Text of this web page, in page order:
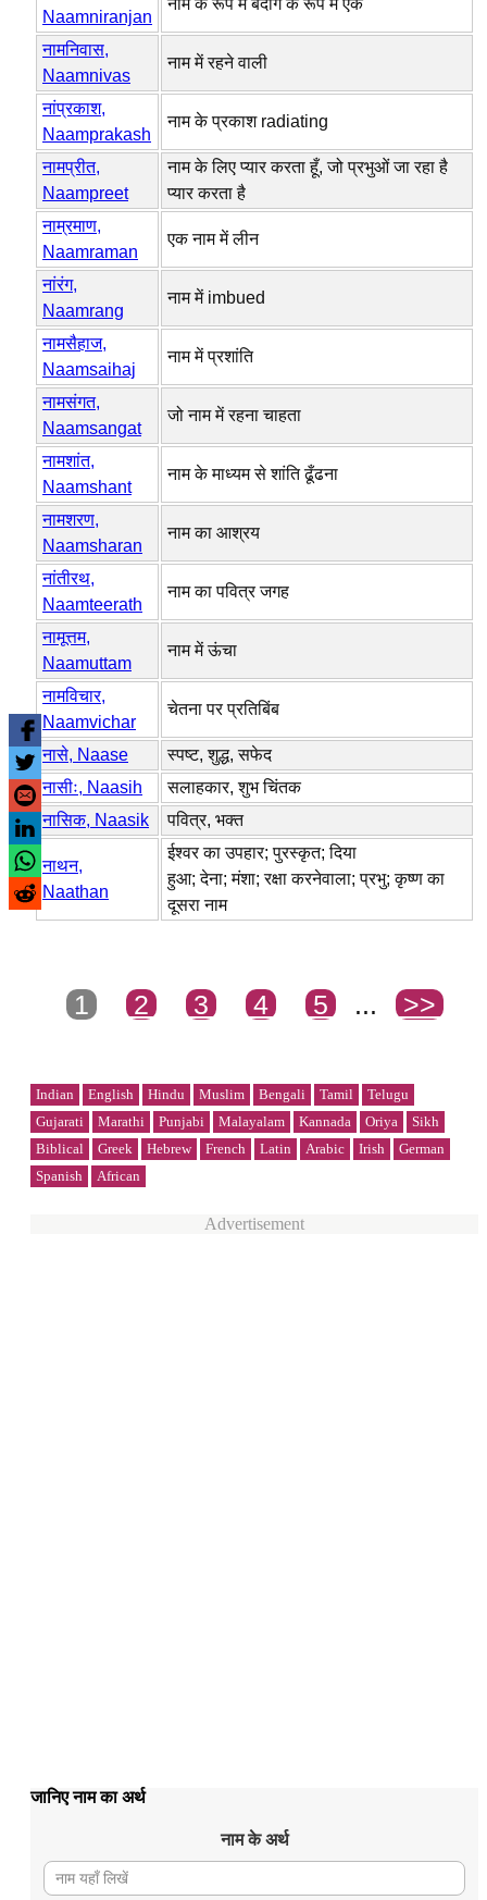
Naamniranjan
नामनिवास,
Naamnivas
नाम में रहने वाली
नांप्रकाश,
Naamprakash
नाम के प्रकाश radiating
नामप्रीत,
Naampreet
नाम के लिए प्यार करता हूँ, जो प्रभुओं जा रहा है
प्यार करता है
नाम्रमाण,
Naamraman
एक नाम में लीन
नांरंग,
Naamrang
नाम में imbued
नामसैहाज,
Naamsaihaj
नाम में प्रशांति
नामसंगत,
Naamsangat
जो नाम में रहना चाहता
नामशांत,
Naamshant
नाम के माध्यम से शांति ढूँढना
नामशरण,
Naamsharan
नाम का आश्रय
नांतीरथ,
Naamteerath
नाम का पवित्र जगह
नामूत्तम,
Naamuttam
नाम में ऊंचा
नामविचार,
Naamvichar
चेतना पर प्रतिबिंब
नासे, Naase
स्पष्ट, शुद्ध, सफेद
नासीः, Naasih
सलाहकार, शुभ चिंतक
नासिक, Naasik
पवित्र, भक्त
नाथन,
Naathan
ईश्वर का उपहार; पुरस्कृत; दिया
हुआ; देना; मंशा; रक्षा करनेवाला; प्रभु; कृष्ण का
दूसरा नाम
1 2 3 4 5 ... >>
Indian English Hindu Muslim Bengali Tamil
Telugu
Gujarati
Marathi Punjabi Malayalam Kannada Oriya
Sikh
Biblical
Greek Hebrew French Latin Arabic Irish
German
Spanish
African
Advertisement
जानिए नाम का अर्थ
नाम के अर्थ